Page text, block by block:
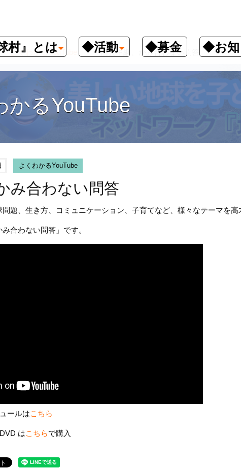
村』とは ◆活動 ◆募金 ◆お知
よくわかるYouTube 国会中継、かみ合わない問答
かるYouTube
よくわかるYouTube
み合わない問答
題、生き方、コミュニケーション、子育てなど、様々なテーマを高
合わない問答」です。
ールはこちら
はこちらで購入